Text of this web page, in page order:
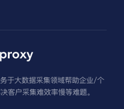
于大数据采集领域帮助企业/个
客户采集难效率慢等难题。